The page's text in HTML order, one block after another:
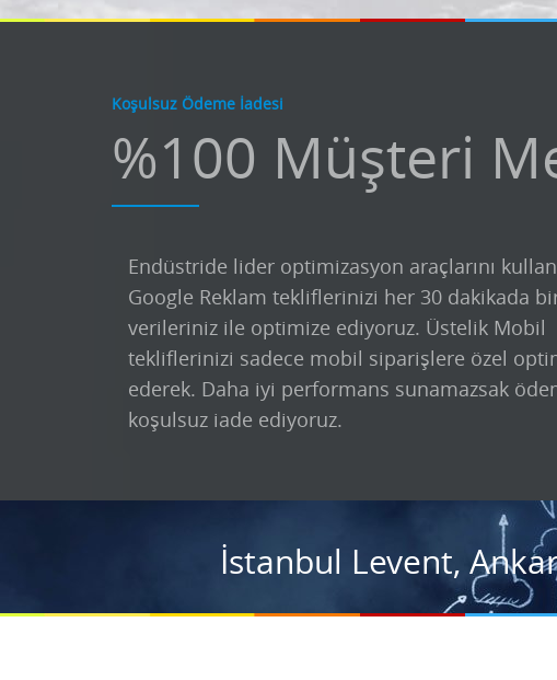
Koşulsuz Ödeme İadesi
%100 Müşteri
Endüstride lider optimizasyon araçlarını
Google Reklam tekliflerinizi her 30 dakikada
verileriniz ile optimize ediyoruz. Üstelik Mobil
tekliflerinizi sadece mobil siparişlere özel
ederek. Daha iyi performans sunamazsak
koşulsuz iade ediyoruz.
İstanbul Levent,